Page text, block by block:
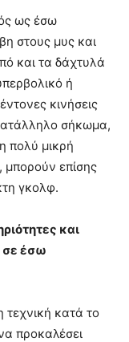
ως έσω
στους μυς και
και τα δάχτυλά
ή
κινήσεις
σήκωμα,
πολύ μικρή
μπορούν επίσης
γκολφ.
και
σε έσω
κατά το
προκαλέσει